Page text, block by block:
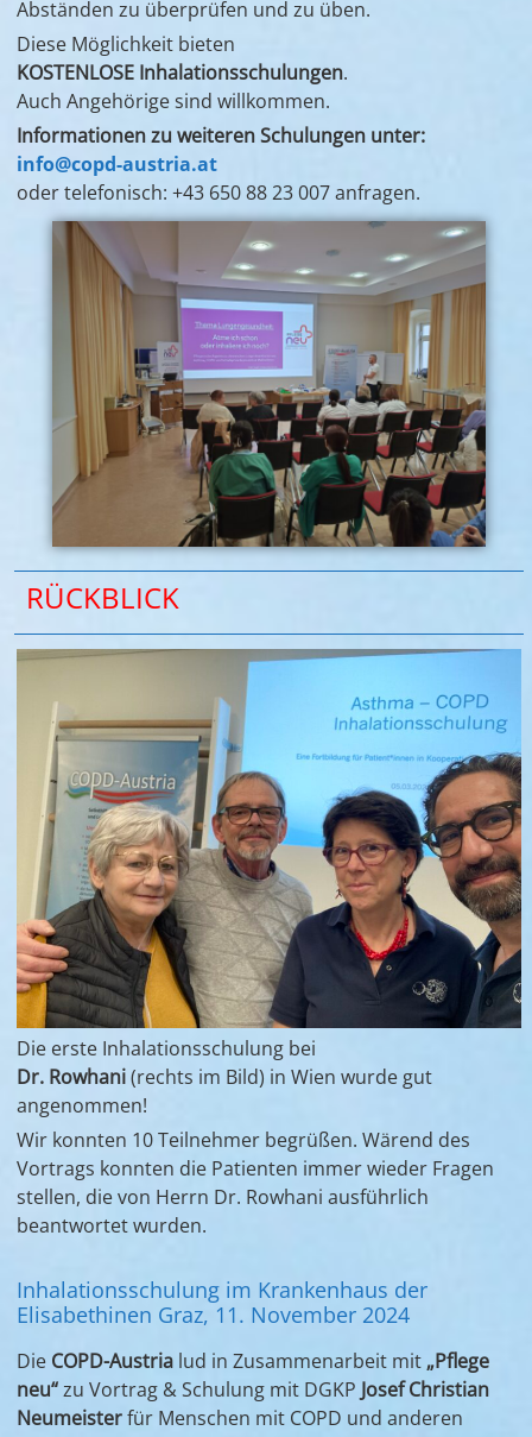
Abständen zu überprüfen und zu üben.
Diese Möglichkeit bieten
KOSTENLOSE Inhalationsschulungen.
Auch Angehörige sind willkommen.
Informationen zu weiteren Schulungen unter:
info@copd-austria.at
oder telefonisch: +43 650 88 23 007 anfragen.
RÜCKBLICK
Die erste Inhalationsschulung bei
Dr. Rowhani(rechts im Bild) in Wien wurde gut
angenommen!
Wir konnten 10 Teilnehmer begrüßen. Wärend des
Vortrags konnten die Patienten immer wieder Fragen
stellen, die von Herrn Dr. Rowhani ausführlich
beantwortet wurden.
Inhalationsschulung im Krankenhaus der
Elisabethinen Graz, 11. November 2024
Die COPD-Austria lud in Zusammenarbeit mit „Pflege
neu“zu Vortrag & Schulung mit DGKP Josef Christian
Neumeisterfür Menschen mit COPD und anderen